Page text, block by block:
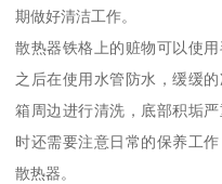
期做好清洁工作。
散热器铁格上的赃物可以使
之后在使用水管防水，缓缓
箱周边进行清洗，底部积垢
时还需要注意日常的保养工
散热器。